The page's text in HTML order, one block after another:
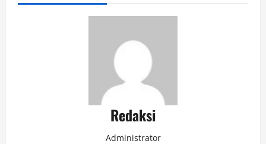
Redaksi
Administrator